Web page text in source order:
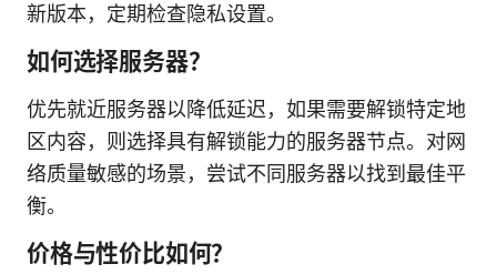
新版本，定期检查隐私设置。
如何选择服务器？
优先就近服务器以降低延迟，如果需要解锁特定地
区内容，则选择具有解锁能力的服务器节点。对网
络质量敏感的场景，尝试不同服务器以找到最佳平
衡。
价格与性价比如何？